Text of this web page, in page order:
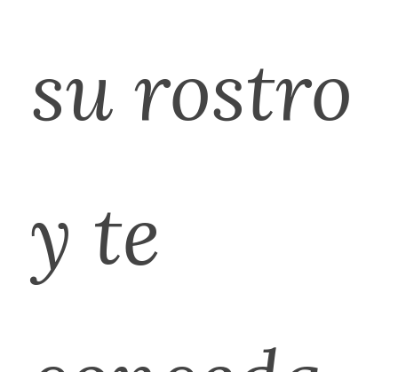
su rostro
y te